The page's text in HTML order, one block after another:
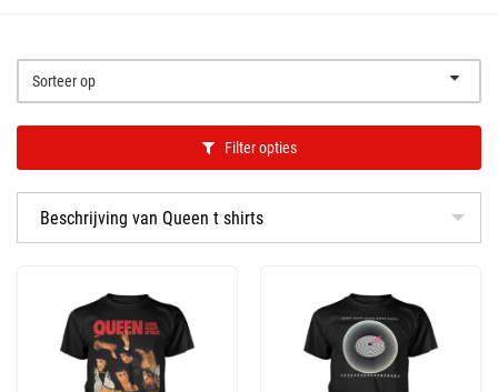
Sorteer op
Filter opties
Beschrijving van Queen t shirts